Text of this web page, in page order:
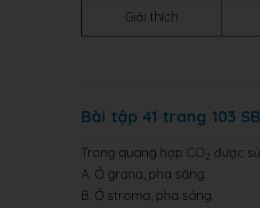
Giải thích
Bài tập 41 trang 103
Trong quang hợp CO2 được
A. Ở grana, pha sáng.
B. Ở stroma, pha sáng.